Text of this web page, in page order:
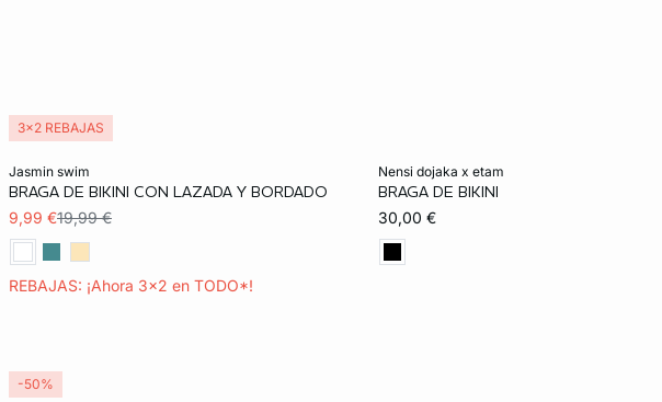
jasmin swim
BRAGA DE BIKINI CON LAZADA Y BORDADO
9,99 €19,99 €
REBAJAS: ¡Ahora 3x2 en TODO*!
3x2 REBAJAS
nensi dojaka x etam
BRAGA DE BIKINI
30,00 €
-50%